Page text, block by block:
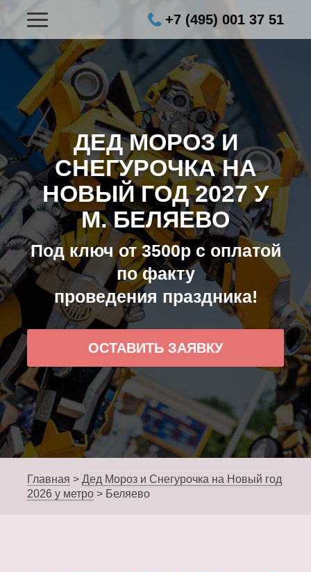
+7 (495) 001 37 51
ДЕД МОРОЗ И
СНЕГУРОЧКА НА
НОВЫЙ ГОД 2027 У
М. БЕЛЯЕВО
Под ключ от 3500р с оплатой
по факту
проведения праздника!
ОСТАВИТЬ ЗАЯВКУ
Главная > Дед Мороз и Снегурочка на Новый год
2026 у метро > Беляево